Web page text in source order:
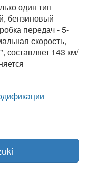
один тип
бензиновый
передач - 5-
скорость,
составляет 143 км/